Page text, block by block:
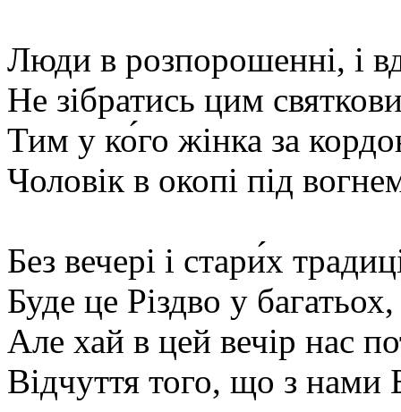
Люди в розпорошенні, і
Не зібратись цим
Тим у ко́го жінка за
Чоловік в окопі під
Без вечері і стари́х
Буде це Різдво у багатьох,
Але хай в цей вечір нас
Відчуття того, що з нами